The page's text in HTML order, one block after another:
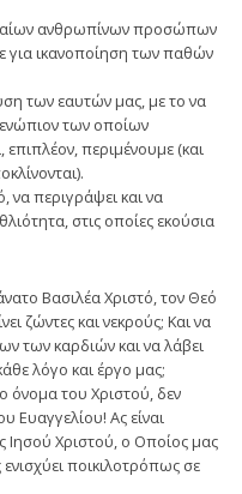
ανθρωπίνων προσώπων
για ικανοποίηση των παθών
των εαυτών μας, με το να
των οποίων
περιμένουμε (και
να περιγράψει και να
στις οποίες εκούσια
Βασιλέα Χριστό, τον Θεό
ζώντες και νεκρούς; Και να
των καρδιών και να λάβει
λόγο και έργο μας;
όνομα του Χριστού, δεν
Ευαγγελίου! Ας είναι
Χριστού, ο Οποίος μας
ποικιλοτρόπως σε